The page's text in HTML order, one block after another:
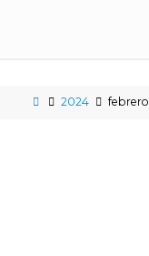
NICOLÁS
2024 febrero